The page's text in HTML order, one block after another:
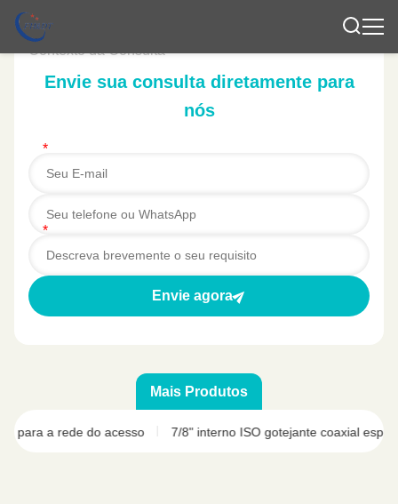
Envie sua consulta diretamente para
nós
*
*
Envie agora
Mais Produtos
rede do acesso 7/8" interno ISO gotejante coaxial espumado